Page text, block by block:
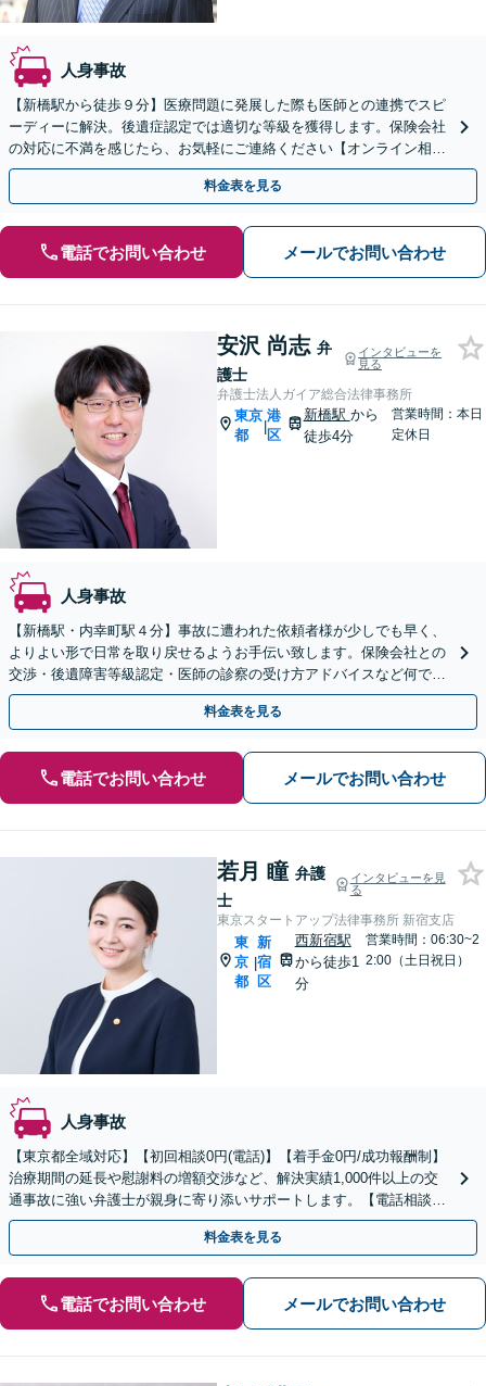
人身事故
【新橋駅から徒歩９分】医療問題に発展した際も医師との連携でスピ
ーディーに解決。後遺症認定では適切な等級を獲得します。保険会社
の対応に不満を感じたら、お気軽にご連絡ください【オンライン相談
可能】【着手金のご相談可能】
料金表を見る
電話でお問い合わせ メールでお問い合わせ
安沢 尚志 弁
護士
インタビューを
見る
弁護士法人ガイア総合法律事務所
東京
都
|
港
区
新橋駅 から
徒歩4分
営業時間：本日
定休日
人身事故
【新橋駅・内幸町駅４分】事故に遭われた依頼者様が少しでも早く、
よりよい形で日常を取り戻せるようお手伝い致します。保険会社との
交渉・後遺障害等級認定・医師の診察の受け方アドバイスなど何でも
ご相談ください。
料金表を見る
電話でお問い合わせ メールでお問い合わせ
若月 瞳 弁護
士
インタビューを見
る
東京スタートアップ法律事務所 新宿支店
東
京
都
|
新
宿
区
西新宿駅
から徒歩1
分
営業時間：06:30~2
2:00（土日祝日）
人身事故
【東京都全域対応】【初回相談0円(電話)】【着手金0円/成功報酬制】
治療期間の延長や慰謝料の増額交渉など、解決実績1,000件以上の交
通事故に強い弁護士が親身に寄り添いサポートします。【電話相談で
ご契約まで対応可/来所不要】
料金表を見る
電話でお問い合わせ メールでお問い合わせ